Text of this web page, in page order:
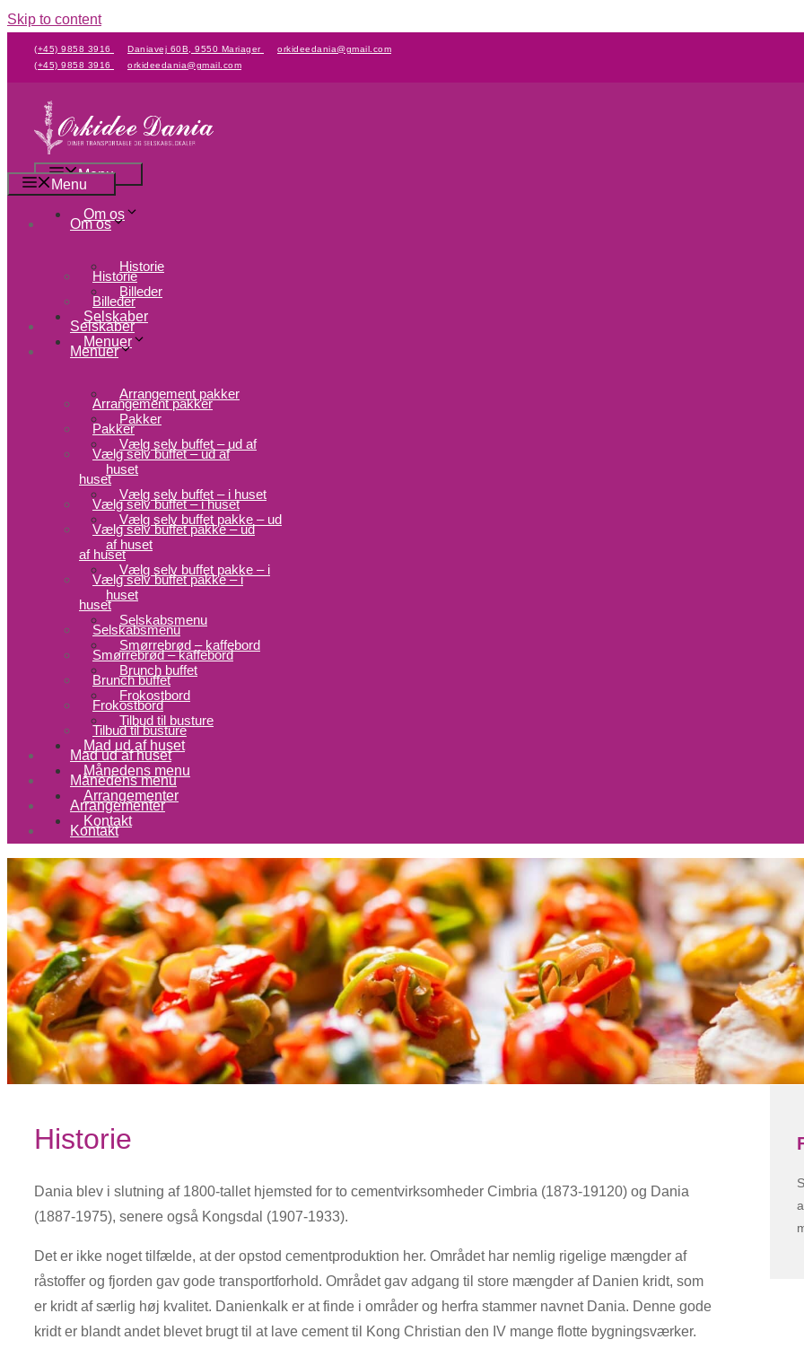
Skip to content
(+45) 9858 3916 Daniavej 60B, 9550 Mariager
orkideedania@gmail.com
(+45) 9858 3916
orkideedania@gmail.com
Menu
Om os
Historie
Billeder
Selskaber
Menuer
Arrangement pakker
Pakker
Vælg selv buffet – ud af
huset
Vælg selv buffet – i huset
Vælg selv buffet pakke – ud
af huset
Vælg selv buffet pakke – i
huset
Selskabsmenu
Smørrebrød – kaffebord
Brunch buffet
Frokostbord
Tilbud til busture
Mad ud af huset
Månedens menu
Arrangementer
Kontakt
Menu
Om os
Historie
Billeder
Selskaber
Menuer
Arrangement pakker
Pakker
Vælg selv buffet – ud af
huset
Vælg selv buffet – i huset
Vælg selv buffet pakke – ud
af huset
Vælg selv buffet pakke – i
huset
Selskabsmenu
Smørrebrød – kaffebord
Brunch buffet
Frokostbord
Tilbud til busture
Mad ud af huset
Månedens menu
Arrangementer
Kontakt
Historie
Dania blev i slutning af 1800-tallet hjemsted for to cementvirksomheder Cimbria (1873-19120) og Dania
(1887-1975), senere også Kongsdal (1907-1933).
Det er ikke noget tilfælde, at der opstod cementproduktion her. Området har nemlig rigelige mængder af
råstoffer og fjorden gav gode transportforhold. Området gav adgang til store mængder af Danien kridt, som
er kridt af særlig høj kvalitet. Danienkalk er at finde i områder og herfra stammer navnet Dania. Denne gode
kridt er blandt andet blevet brugt til at lave cement til Kong Christian den IV mange flotte bygningsværker.